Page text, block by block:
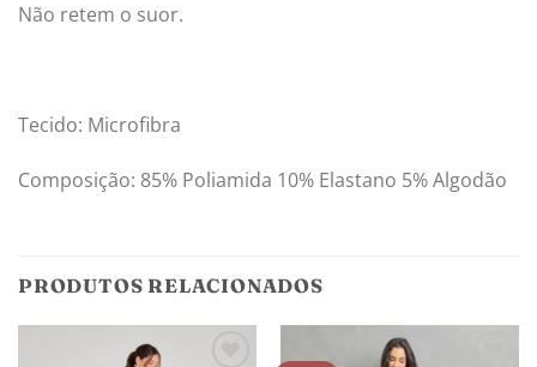
Não retem o suor.
Tecido: Microfibra
Composição: 85% Poliamida 10% Elastano 5% Algodão
PRODUTOS RELACIONADOS